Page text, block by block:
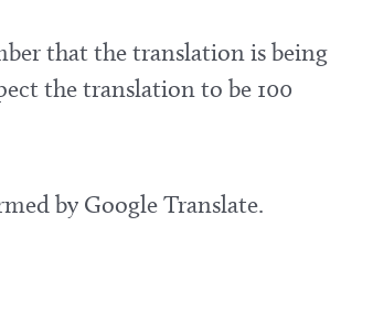
that the translation is being
the translation to be 100
by Google Translate.